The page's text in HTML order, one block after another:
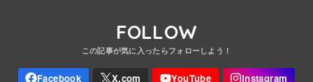
FOLLOW